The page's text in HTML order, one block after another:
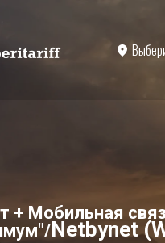
+ Мобильная
Netbynet